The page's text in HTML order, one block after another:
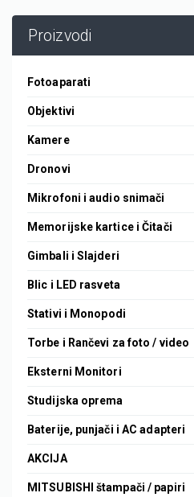
Proizvodi
Fotoaparati
Objektivi
Kamere
Dronovi
Mikrofoni i audio snimači
Memorijske kartice i Čitači
Gimbali i Slajderi
Blic i LED rasveta
Stativi i Monopodi
Torbe i Rančevi za foto / video
Eksterni Monitori
Studijska oprema
Baterije, punjači i AC adapteri
AKCIJA
MITSUBISHI štampači / papiri